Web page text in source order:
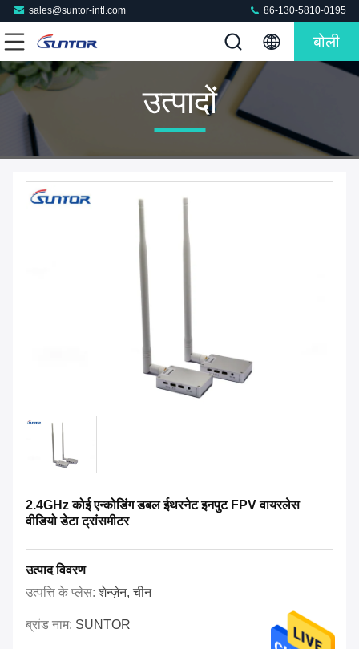
sales@suntor-intl.com 86-130-5810-0195
बोली
उत्पादों
2.4GHz कोई एन्कोडिंग डबल ईथरनेट इनपुट FPV वायरलेस
वीडियो डेटा ट्रांसमीटर
उत्पाद विवरण
उत्पत्ति के प्लेस:शेन्ज़ेन, चीन
ब्रांड नाम: SUNTOR